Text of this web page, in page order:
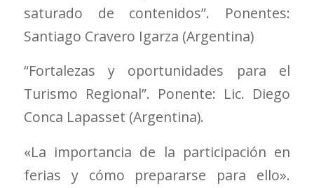
saturado de contenidos”. Ponentes:
Santiago Cravero Igarza (Argentina)
“Fortalezas y oportunidades para el
Turismo Regional”. Ponente: Lic. Diego
Conca Lapasset (Argentina).
«La importancia de la participación en
ferias y cómo prepararse para ello».